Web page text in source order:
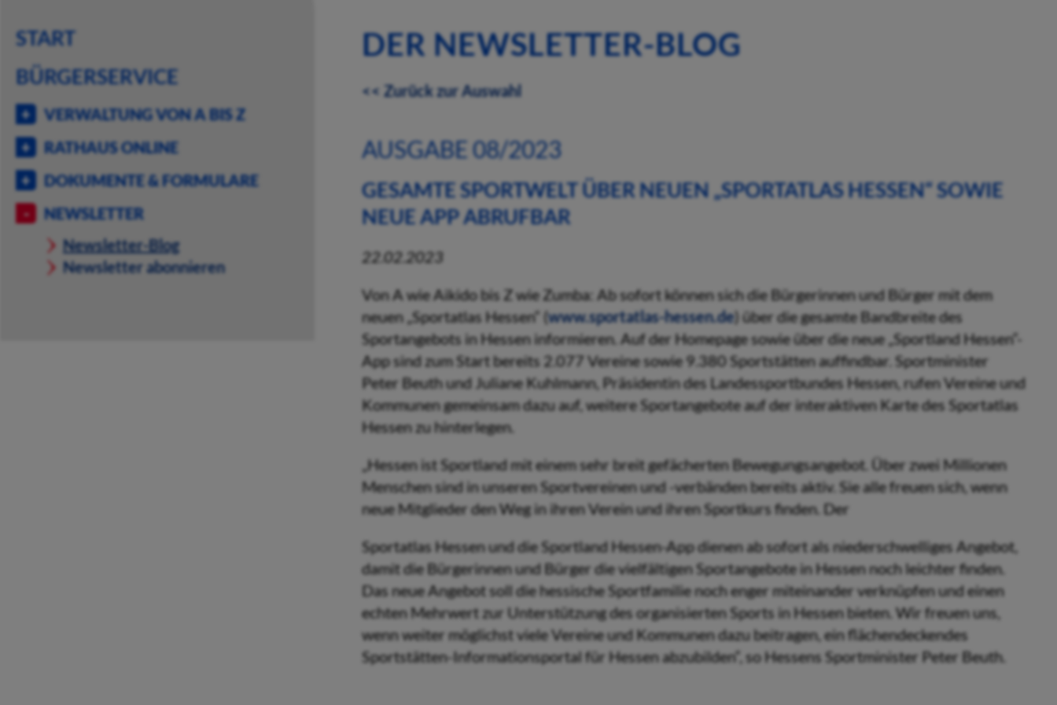
START
BÜRGERSERVICE
VERWALTUNG VON A BIS Z
RATHAUS ONLINE
DOKUMENTE & FORMULARE
NEWSLETTER
Newsletter-Blog
Newsletter abonnieren
DER NEWSLETTER-BLOG
<< Zurück zur Auswahl
AUSGABE 08/2023
GESAMTE SPORTWELT ÜBER NEUEN „SPORTATLAS HESSEN“ SOWIE
NEUE APP ABRUFBAR
22.02.2023
Von A wie Aikido bis Z wie Zumba: Ab sofort können sich die Bürgerinnen und Bürger mit dem
neuen „Sportatlas Hessen“ (www.sportatlas-hessen.de) über die gesamte Bandbreite des
Sportangebots in Hessen informieren. Auf der Homepage sowie über die neue „Sportland Hessen“-
App sind zum Start bereits 2.077 Vereine sowie 9.380 Sportstätten auffindbar. Sportminister
Peter Beuth und Juliane Kuhlmann, Präsidentin des Landessportbundes Hessen, rufen Vereine und
Kommunen gemeinsam dazu auf, weitere Sportangebote auf der interaktiven Karte des Sportatlas
Hessen zu hinterlegen.
„Hessen ist Sportland mit einem sehr breit gefächerten Bewegungsangebot. Über zwei Millionen
Menschen sind in unseren Sportvereinen und -verbänden bereits aktiv. Sie alle freuen sich, wenn
neue Mitglieder den Weg in ihren Verein und ihren Sportkurs finden. Der
Sportatlas Hessen und die Sportland Hessen-App dienen ab sofort als niederschwelliges Angebot,
damit die Bürgerinnen und Bürger die vielfältigen Sportangebote in Hessen noch leichter finden.
Das neue Angebot soll die hessische Sportfamilie noch enger miteinander verknüpfen und einen
echten Mehrwert zur Unterstützung des organisierten Sports in Hessen bieten. Wir freuen uns,
wenn weiter möglichst viele Vereine und Kommunen dazu beitragen, ein flächendeckendes
Sportstätten-Informationsportal für Hessen abzubilden“, so Hessens Sportminister Peter Beuth.